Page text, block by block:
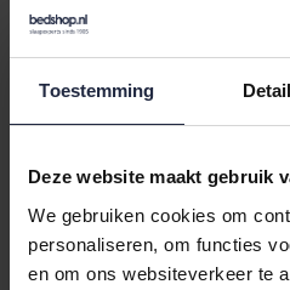
Toestemming
Deze website maakt gebruik
We gebruiken cookies om
personaliseren, om functies
en om ons websiteverkeer te
Cawö Beach 5578
Strandlaken 90x180
€44,95